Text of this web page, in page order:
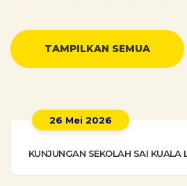
TAMPILKAN SEMUA
KUNJUNGAN SEKOLAH SAI KUALA
26 Mei 2026